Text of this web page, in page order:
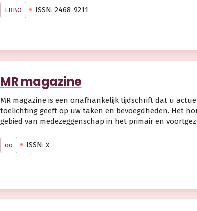
LBBO ISSN: 2468-9211
MR magazine
MR magazine is een onafhankelijk tijdschrift dat u
toelichting geeft op uw taken en bevoegdheden. Het
gebied van medezeggenschap in het primair en
oo ISSN: x